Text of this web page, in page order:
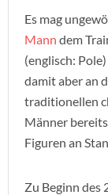
Es mag
Mann dem
(englisch:
damit aber an
traditionellen
Männer
Figuren an
Zu Beginn des